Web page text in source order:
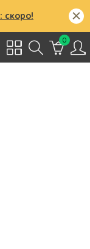
скоро!
0